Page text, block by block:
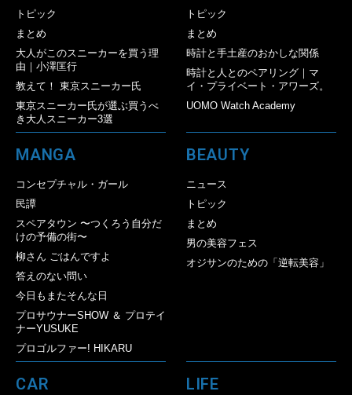
トピック
まとめ
大人がこのスニーカーを買う理
由｜小澤匡行
教えて！ 東京スニーカー氏
東京スニーカー氏が選ぶ買うべ
き大人スニーカー3選
トピック
まとめ
時計と手土産のおかしな関係
時計と人とのペアリング｜マ
イ・プライベート・アワーズ。
UOMO Watch Academy
MANGA
コンセプチャル・ガール
民譚
スペアタウン 〜つくろう自分だ
けの予備の街〜
柳さん ごはんですよ
答えのない問い
今日もまたそんな日
プロサウナーSHOW ＆ プロテイ
ナーYUSUKE
プロゴルファー! HIKARU
BEAUTY
ニュース
トピック
まとめ
男の美容フェス
オジサンのための「逆転美容」
CAR LIFE